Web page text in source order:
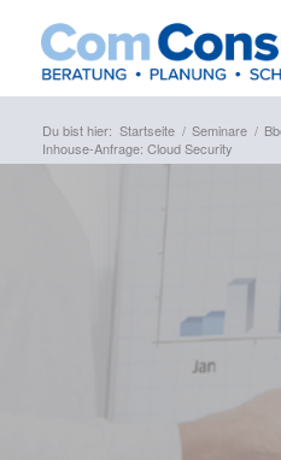
Du bist hier: Startseite / Seminare /
Inhouse-Anfrage: Cloud Security